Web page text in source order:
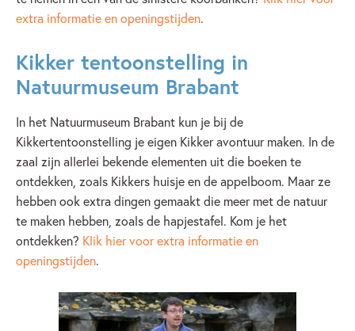
extra informatie en openingstijden.
Kikker tentoonstelling in
Natuurmuseum Brabant
In het Natuurmuseum Brabant kun je bij de
Kikkertentoonstelling je eigen Kikker avontuur maken. In de
zaal zijn allerlei bekende elementen uit die boeken te
ontdekken, zoals Kikkers huisje en de appelboom. Maar ze
hebben ook extra dingen gemaakt die meer met de natuur
te maken hebben, zoals de hapjestafel. Kom je het
ontdekken? Klik hier voor extra informatie en
openingstijden.